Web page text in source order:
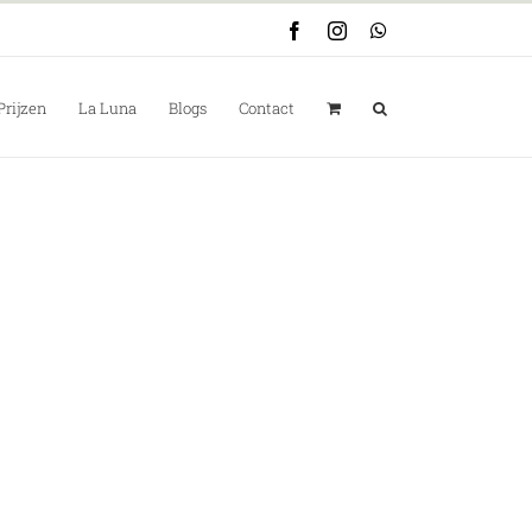
FacebookInstagramWhatsApp
La Luna Blogs Contact